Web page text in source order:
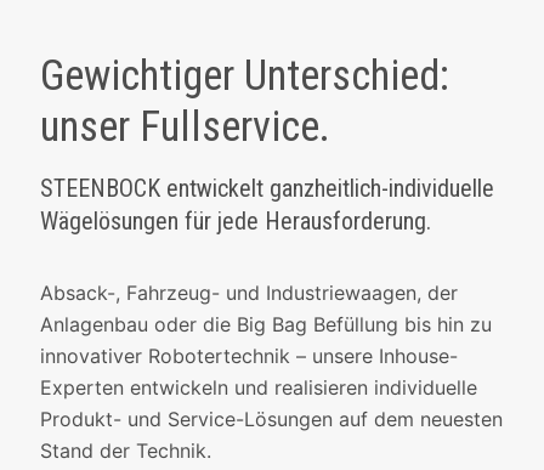
Gewichtiger Unterschied:
unser Fullservice.
STEENBOCK entwickelt ganzheitlich-individuelle
Wägelösungen für jede Herausforderung.
Absack-, Fahrzeug- und Industriewaagen, der
Anlagenbau oder die Big Bag Befüllung bis hin zu
innovativer Robotertechnik – unsere Inhouse-
Experten entwickeln und realisieren individuelle
Produkt- und Service-Lösungen auf dem neuesten
Stand der Technik.